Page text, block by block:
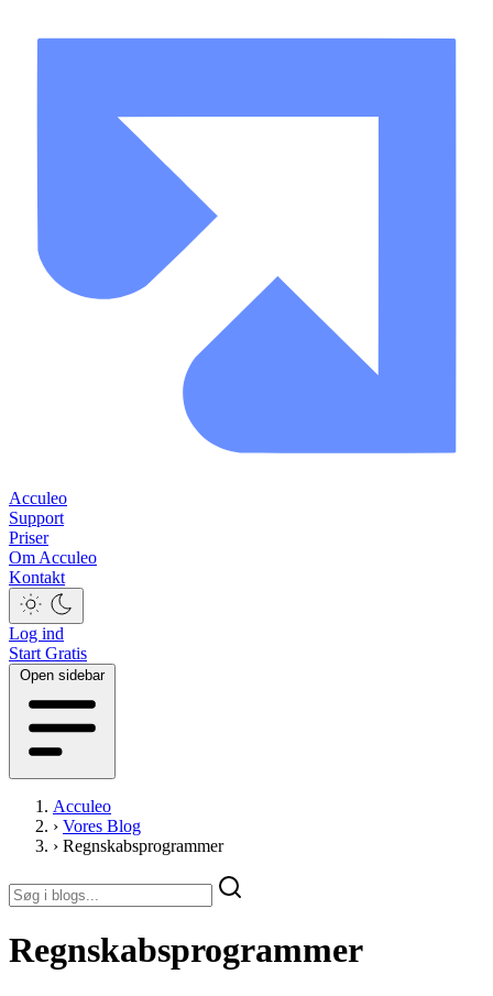
Acculeo
Support
Priser
Om Acculeo
Kontakt
Log ind
Start Gratis
Open sidebar
Acculeo
› Vores Blog
› Regnskabsprogrammer
Regnskabsprogrammer